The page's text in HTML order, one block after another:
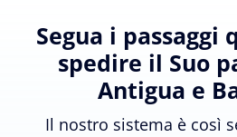
Segua i passaggi
spedire il Suo
Antigua e
Il nostro sistema è così